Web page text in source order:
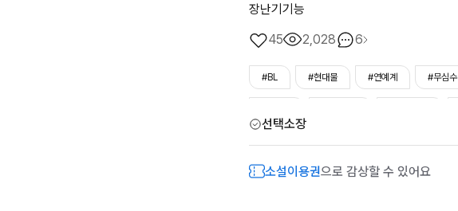
장난기기능
45
2,028 6
#BL #현대물 #연예계 #무심수
선택소장
소설이용권으로 감상할 수 있어요